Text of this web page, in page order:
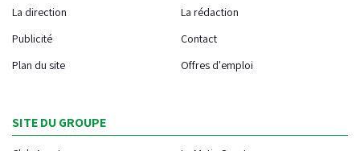
La direction
La rédaction
Publicité
Contact
Plan du site
Offres d'emploi
SITE DU GROUPE